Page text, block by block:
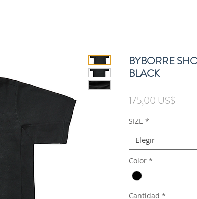
BYBORRE
BLACK
175,00 US$
SIZE *
Elegir
Color *
Cantidad *